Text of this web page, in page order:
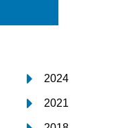
2024
2021